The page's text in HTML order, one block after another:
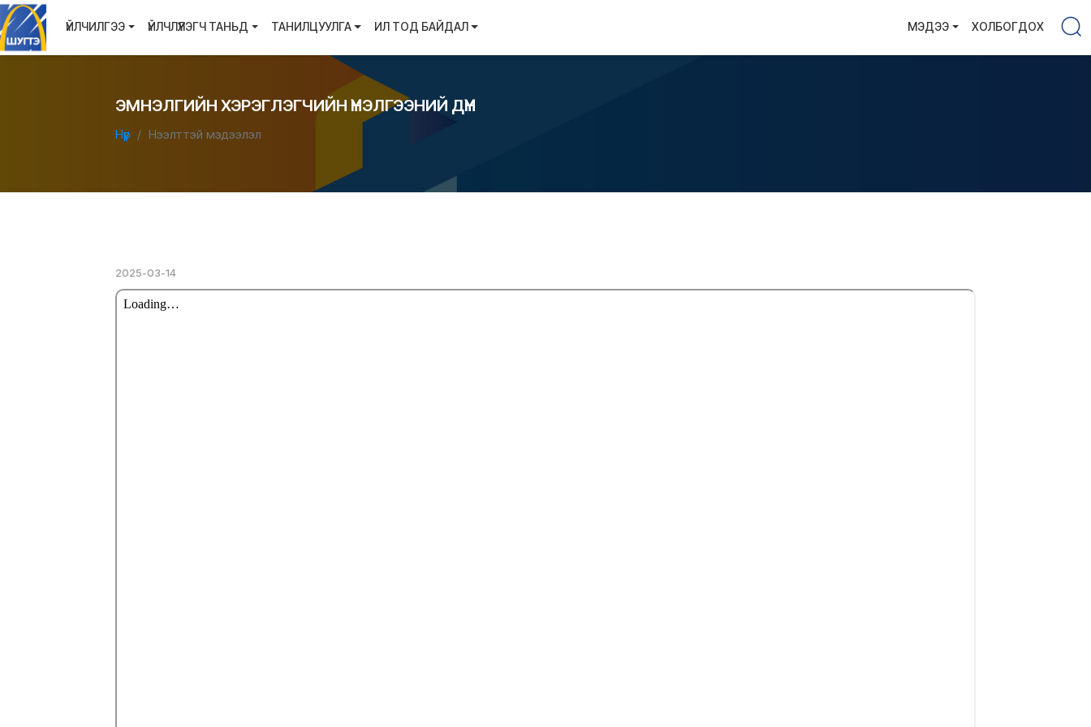
ҮЙЛЧИЛГЭЭ ҮЙЛЧЛҮҮЛЭГЧ ТАНЬД ТАНИЛЦУУЛГА ИЛ ТОД БАЙДАЛ МЭДЭЭ ХОЛБОГДОХ
ЭМНЭЛГИЙН ХЭРЭГЛЭГЧИЙН ҮНЭЛГЭЭНИЙ ДҮН
Нүүр Нээлттэй мэдээлэл
2025-03-14